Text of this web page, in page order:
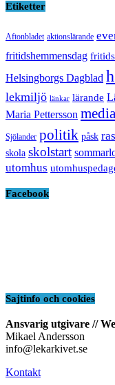
Etiketter
Aftonbladet aktionslärande
fritidshemmensdag
Helsingborgs Dagblad
lekmiljö länkar lärande
Maria Pettersson media
Sjölander politik påsk
skola skolstart
utomhus
Facebook
Sajtinfo och cookies
Ansvarig utgivare //
Mikael Andersson
info@lekarkivet.se
Kontakt